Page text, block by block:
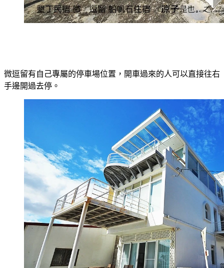
微逗留有自己專屬的停車場位置，開車過來的人可以直接往右
手邊開過去停。